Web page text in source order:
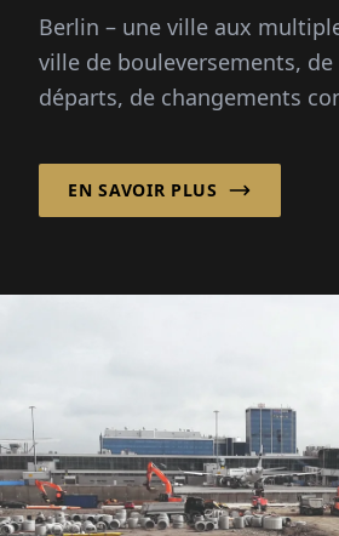
Berlin – une ville aux
ville de bouleversements, de
départs, de changements
apporte cal...
EN SAVOIR PLUS